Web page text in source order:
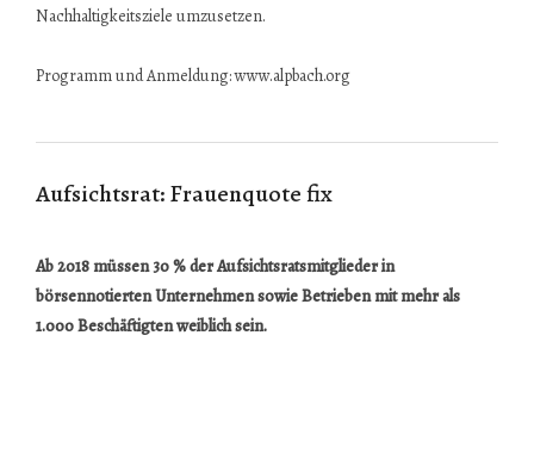
Nachhaltigkeitsziele umzusetzen.
Programm und Anmeldung:www.alpbach.org
Aufsichtsrat: Frauenquote fix
Ab 2018 müssen 30 % der Aufsichtsratsmitglieder in
börsennotierten Unternehmen sowie Betrieben mit mehr als
1.000 Beschäftigten weiblich sein.